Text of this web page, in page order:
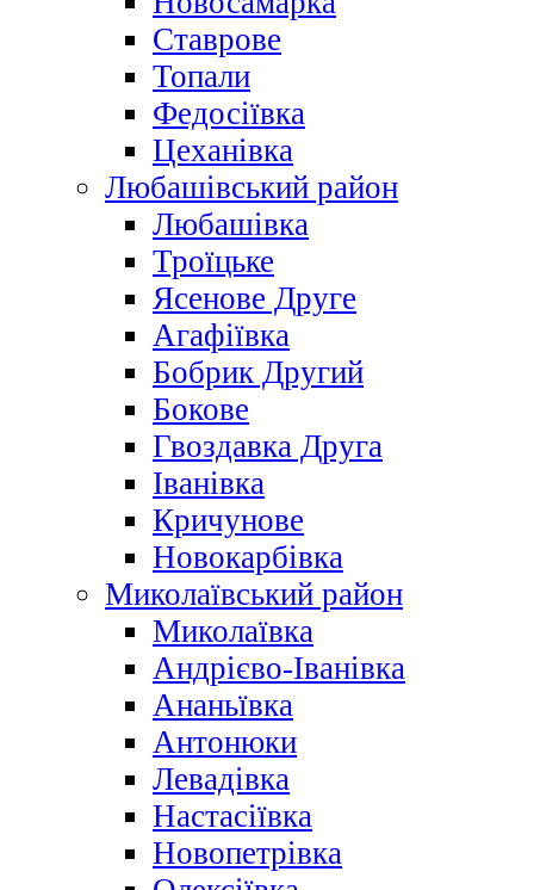
Ставрове
Топали
Федосіївка
Цеханівка
Любашівський район
Любашівка
Троїцьке
Ясенове Друге
Агафіївка
Бобрик Другий
Бокове
Гвоздавка Друга
Іванівка
Кричунове
Новокарбівка
Миколаївський район
Миколаївка
Андрієво-Іванівка
Ананьївка
Антонюки
Левадівка
Настасіївка
Новопетрівка